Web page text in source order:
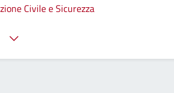
Civile e Sicurezza